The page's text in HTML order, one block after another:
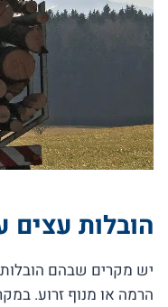
הובלות עצים
יש מקרים שבהם
הרמה או מנוף זרוע.